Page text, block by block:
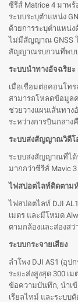
ซีรีส์ Matrice 4 มาพ
ระบบระบุตำแหน่ง
ด้วยการระบุตำแหน่ง
ไม่มีสัญญาณ GNSS
สัญญาณรบกวนที่พบบ่
ระบบนำทางอัจฉริยะ
เมื่อเชื่อมต่อคอนโทร
สามารถโหลดข้อมูล
ช่วยวางแผนเส้นทา
ระหว่างการบินกลา
ระบบส่งสัญญาณวิดีโ
ระบบส่งสัญญาณที่ได้
มากกว่าซีรีส์ Mavic 3
ไฟสปอตไลท์ติดตาม
ไฟสปอตไลท์ DJI
เมตร และมีโหมด
ตามกล้องและส่องส
ระบบกระจายเสียง
ลำโพง DJI AS1 (อุป
ระยะส่งสูงสุด 300 เม
ข้อความบันทึก, นำเข้
เรียลไทม์ และระบบ